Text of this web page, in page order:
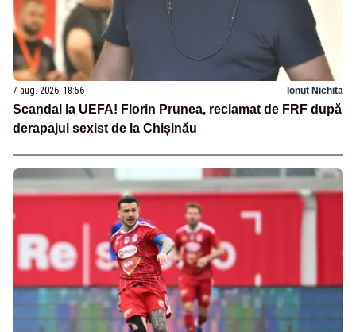
7 aug. 2026, 18:56 Ionuț Nichita
Scandal la UEFA! Florin Prunea, reclamat de FRF după
derapajul sexist de la Chișinău